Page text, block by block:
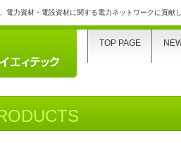
電力資材・電設資材に関する電力ネットワークに貢献
TOP PAGE